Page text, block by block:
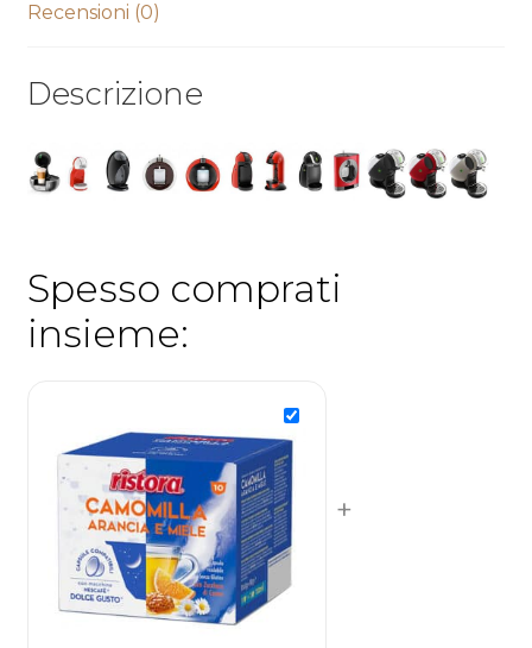
Recensioni (0)
Descrizione
Spesso comprati
insieme:
+